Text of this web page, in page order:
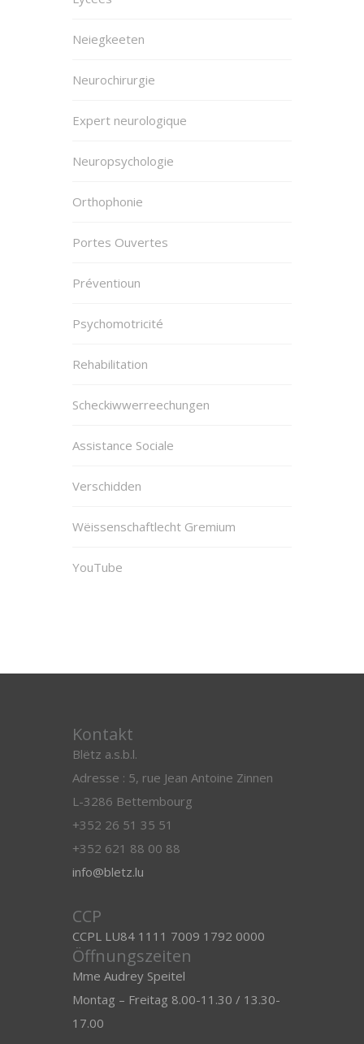
Neiegkeeten
Neurochirurgie
Expert neurologique
Neuropsychologie
Orthophonie
Portes Ouvertes
Préventioun
Psychomotricité
Rehabilitation
Scheckiwwerreechungen
Assistance Sociale
Verschidden
Wëissenschaftlecht Gremium
YouTube
Kontakt
Blëtz a.s.b.l.
Adresse : 5, rue Jean Antoine Zinnen
L-3286 Bettembourg
+352 26 51 35 51
+352 621 88 00 88
info@bletz.lu
CCP
CCPL LU84 1111 7009 1792 0000
Öffnungszeiten
Mme Audrey Speitel
Montag – Freitag 8.00-11.30 / 13.30-
17.00